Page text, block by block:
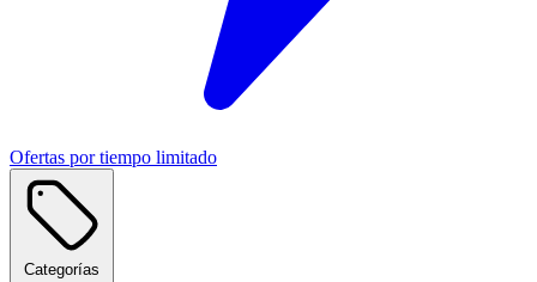
Ofertas por tiempo limitado
Categorías